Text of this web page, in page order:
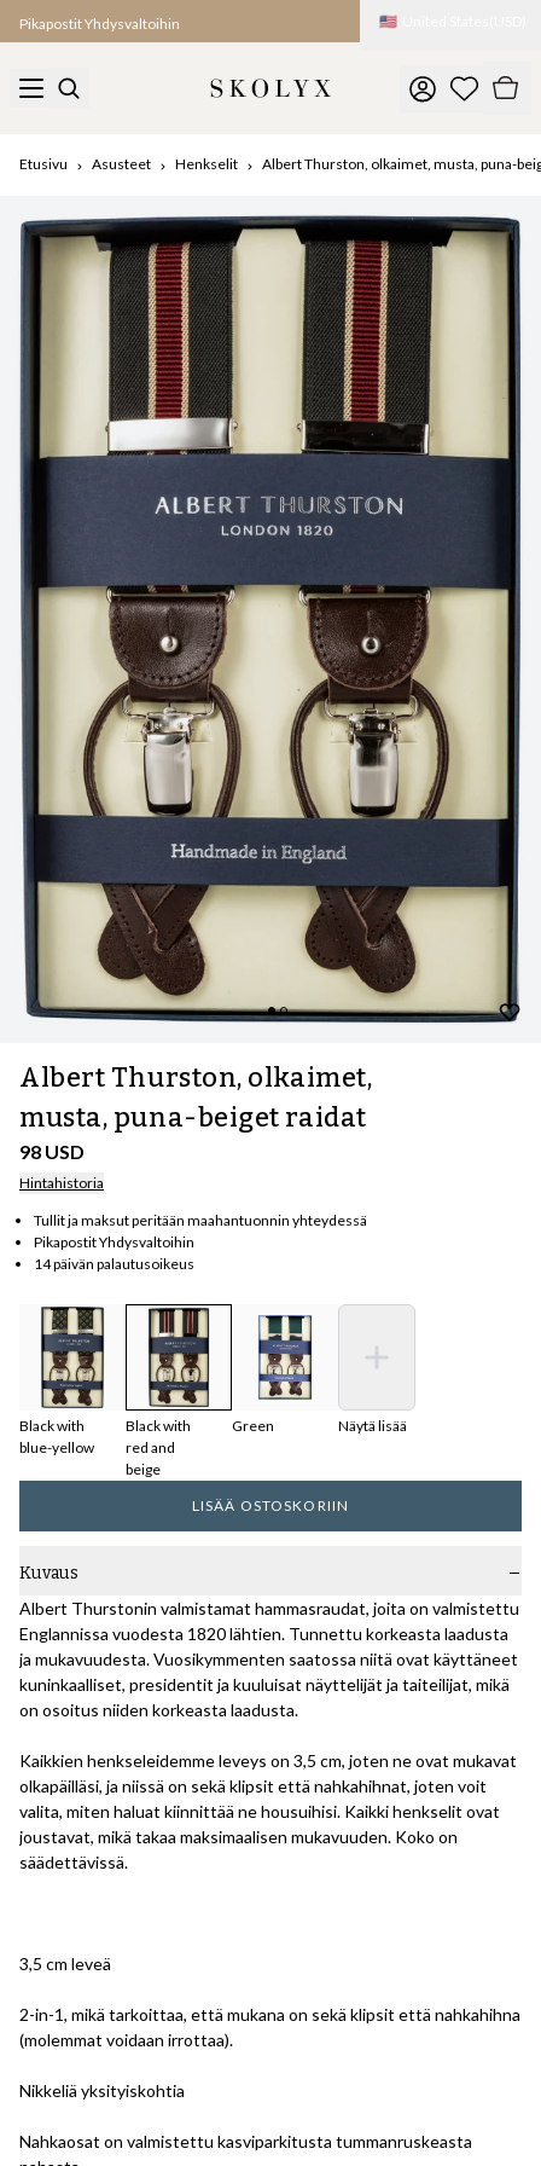
Pikapostit Yhdysvaltoihin 🇺🇸
Etusivu Asusteet Henkselit Albert Thurston, olkaimet, musta, puna-
Albert Thurston, olkaimet,
musta, puna-beiget raidat
98 USD
Hintahistoria
Tullit ja maksut peritään maahantuonnin yhteydessä
Pikapostit Yhdysvaltoihin
14 päivän palautusoikeus
Black with
blue-yellow
Black with
red and
beige
Green Näytä lisää
LISÄÄ OSTOSKORIIN
Kuvaus
Albert Thurstonin valmistamat hammasraudat, joita on valmistettu
Englannissa vuodesta 1820 lähtien. Tunnettu korkeasta laadusta
ja mukavuudesta. Vuosikymmenten saatossa niitä ovat käyttäneet
kuninkaalliset, presidentit ja kuuluisat näyttelijät ja taiteilijat, mikä
on osoitus niiden korkeasta laadusta.
Kaikkien henkseleidemme leveys on 3,5 cm, joten ne ovat mukavat
olkapäilläsi, ja niissä on sekä klipsit että nahkahihnat, joten voit
valita, miten haluat kiinnittää ne housuihisi. Kaikki henkselit ovat
joustavat, mikä takaa maksimaalisen mukavuuden. Koko on
säädettävissä.
3,5 cm leveä
2-in-1, mikä tarkoittaa, että mukana on sekä klipsit että nahkahihna
(molemmat voidaan irrottaa).
Nikkeliä yksityiskohtia
Nahkaosat on valmistettu kasviparkitusta tummanruskeasta